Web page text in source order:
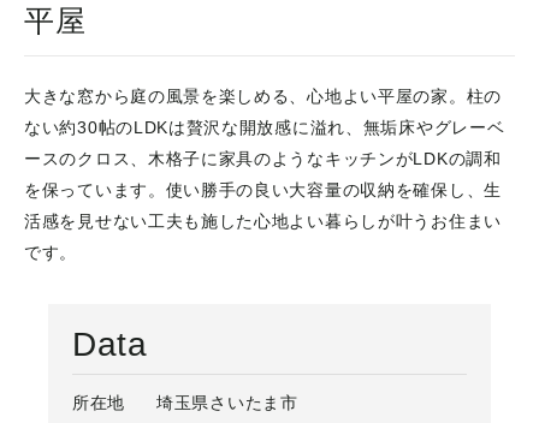
平屋
大きな窓から庭の風景を楽しめる、心地よい平屋の家。柱の
ない約30帖のLDKは贅沢な開放感に溢れ、無垢床やグレーベ
ースのクロス、木格子に家具のようなキッチンがLDKの調和
を保っています。使い勝手の良い大容量の収納を確保し、生
活感を見せない工夫も施した心地よい暮らしが叶うお住まい
です。
Data
所在地
埼玉県さいたま市